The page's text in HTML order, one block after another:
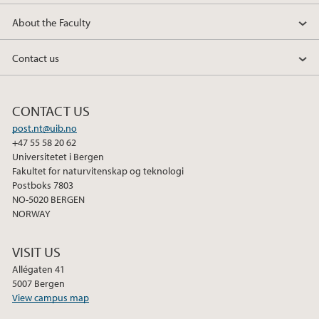
e
d
n
o
o
k
About the Faculty
Contact us
CONTACT US
post.nt@uib.no
+47 55 58 20 62
Universitetet i Bergen
Fakultet for naturvitenskap og teknologi
Postboks 7803
NO-5020 BERGEN
NORWAY
VISIT US
Allégaten 41
5007 Bergen
View campus map